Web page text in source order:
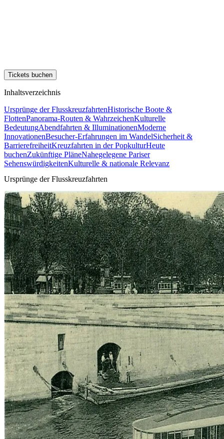
Tickets buchen
Inhaltsverzeichnis
Ursprünge der FlusskreuzfahrtenHistorische Boote &
FlottenPanorama-Routen & WahrzeichenKulturelle
BedeutungAbendfahrten & IlluminationenModerne
InnovationenBesucher-Erfahrungen im WandelSicherheit &
BarrierefreiheitKreuzfahrten in der PopkulturHeute
buchenZukünftige PläneNahegelegene Pariser
SehenswürdigkeitenKulturelle & nationale Relevanz
Ursprünge der Flusskreuzfahrten